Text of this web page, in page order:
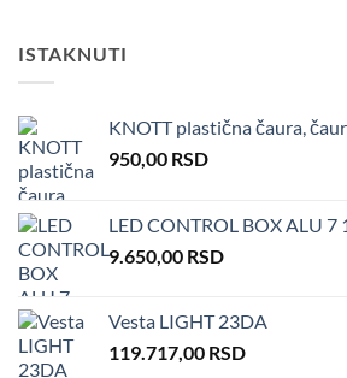
ISTAKNUTI
KNOTT plastična čaura,
950,00 RSD
LED CONTROL BOX ALU 7
9.650,00 RSD
Vesta LIGHT 23DA
119.717,00 RSD